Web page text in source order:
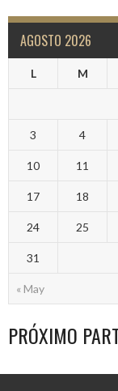
AGOSTO 2026
L M
« May
3 4
10 11
17 18
24 25
31
PRÓXIMO